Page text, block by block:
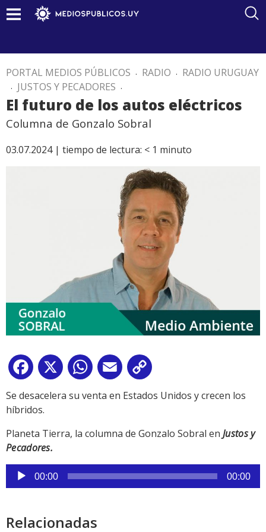
PORTAL MEDIOS PÚBLICOS . RADIO . RADIO URUGUAY
. JUSTOS Y PECADORES .
El futuro de los autos eléctricos
Columna de Gonzalo Sobral
03.07.2024 | tiempo de lectura: < 1 minuto
Facebook
X WhatsApp
Email
Link
Se desacelera su venta en Estados Unidos y crecen los
híbridos.
Planeta Tierra, la columna de Gonzalo Sobral en Justos y
Pecadores.
Reproductor
de
00:00 00:00
Relacionadas